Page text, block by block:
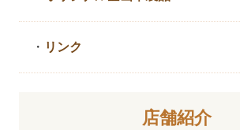
・ リンク
店舗紹介